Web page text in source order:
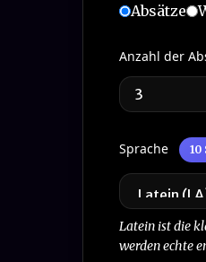
Absätze
Anzahl der
Sprache 10
Latein ist die
werden echte